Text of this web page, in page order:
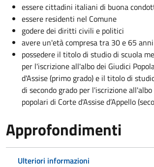
essere cittadini italiani di buona
essere residenti nel Comune
godere dei diritti civili e politici
avere un'età compresa tra 30 e 65 anni
possedere il titolo di studio di scuola
per l'iscrizione all'albo dei Giudici
d'Assise (primo grado) e il titolo di
di secondo grado per l'iscrizione
popolari di Corte d'Assise d’Appello
Approfondimenti
Ulteriori informazioni